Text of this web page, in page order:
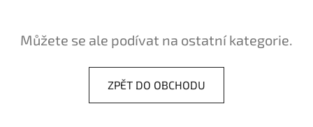
Můžete se ale podívat na ostatní kategorie.
ZPĚT DO OBCHODU